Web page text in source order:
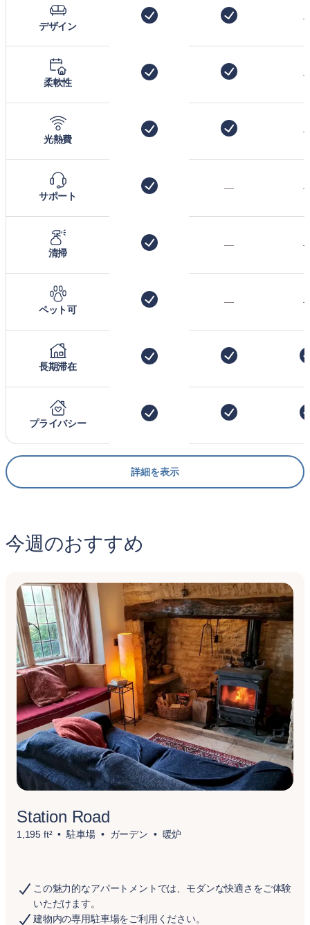
デザイン
柔軟性
光熱費
サポート
—
清掃
—
ペット可
—
長期滞在
プライバシー
詳細を表示
今週のおすすめ
Station Road
1,195 ft² 駐車場 ガーデン 暖炉
この魅力的なアパートメントでは、モダンな快適さをご体験
いただけます。
建物内の専用駐車場をご利用ください。